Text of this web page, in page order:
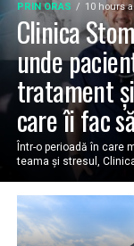
PRIN ORAS 10 hours
Clinica
unde
tratament
care îi fac
Într-o perioadă în care
teama și stresul,